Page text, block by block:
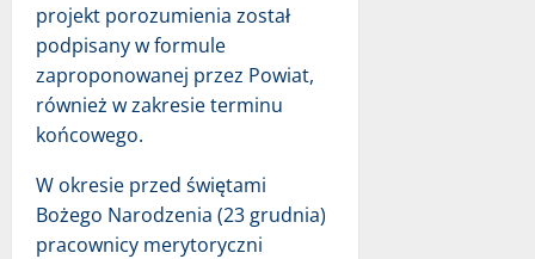
projekt porozumienia został
podpisany w formule
zaproponowanej przez Powiat,
również w zakresie terminu
końcowego.
W okresie przed świętami
Bożego Narodzenia (23 grudnia)
pracownicy merytoryczni